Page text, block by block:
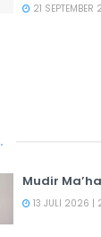
21
.
Mudir
13 JULI 2026 |